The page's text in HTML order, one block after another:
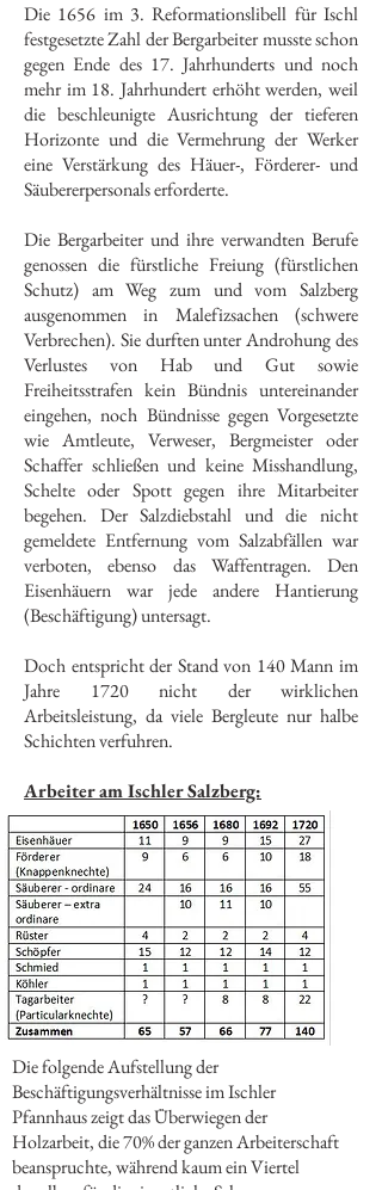
Die 1656 im 3. Reformationslibell für Ischl
festgesetzte Zahl der Bergarbeiter musste schon
gegen Ende des 17. Jahrhunderts und noch
mehr im 18. Jahrhundert erhöht werden, weil
die beschleunigte Ausrichtung der tieferen
Horizonte und die Vermehrung der Werker
eine Verstärkung des Häuer-, Förderer- und
Säubererpersonals erforderte.
Die Bergarbeiter und ihre verwandten Berufe
genossen die fürstliche Freiung (fürstlichen
Schutz) am Weg zum und vom Salzberg
ausgenommen in Malefizsachen (schwere
Verbrechen). Sie durften unter Androhung des
Verlustes von Hab und Gut sowie
Freiheitsstrafen kein Bündnis untereinander
eingehen, noch Bündnisse gegen Vorgesetzte
wie Amtleute, Verweser, Bergmeister oder
Schaffer schließen und keine Misshandlung,
Schelte oder Spott gegen ihre Mitarbeiter
begehen. Der Salzdiebstahl und die nicht
gemeldete Entfernung vom Salzabfällen war
verboten, ebenso das Waffentragen. Den
Eisenhäuern war jede andere Hantierung
(Beschäftigung) untersagt.
Doch entspricht der Stand von 140 Mann im
Jahre 1720 nicht der wirklichen
Arbeitsleistung, da viele Bergleute nur halbe
Schichten verfuhren.
Arbeiter am Ischler Salzberg:
Die folgende Aufstellung der
Beschäftigungsverhältnisse im Ischler
Pfannhaus zeigt das Überwiegen der
Holzarbeit, die 70% der ganzen Arbeiterschaft
beanspruchte, während kaum ein Viertel